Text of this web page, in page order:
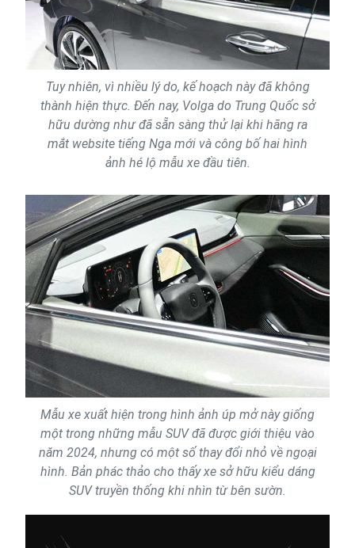
Tuy nhiên, vì nhiều lý do, kế hoạch này đã không
thành hiện thực. Đến nay, Volga do Trung Quốc sở
hữu dường như đã sẵn sàng thử lại khi hãng ra
mắt website tiếng Nga mới và công bố hai hình
ảnh hé lộ mẫu xe đầu tiên.
Mẫu xe xuất hiện trong hình ảnh úp mở này giống
một trong những mẫu SUV đã được giới thiệu vào
năm 2024, nhưng có một số thay đổi nhỏ về ngoại
hình. Bản phác thảo cho thấy xe sở hữu kiểu dáng
SUV truyền thống khi nhìn từ bên sườn.